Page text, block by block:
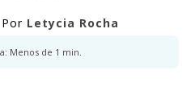
Por Letycia Rocha
Menos de 1 min.